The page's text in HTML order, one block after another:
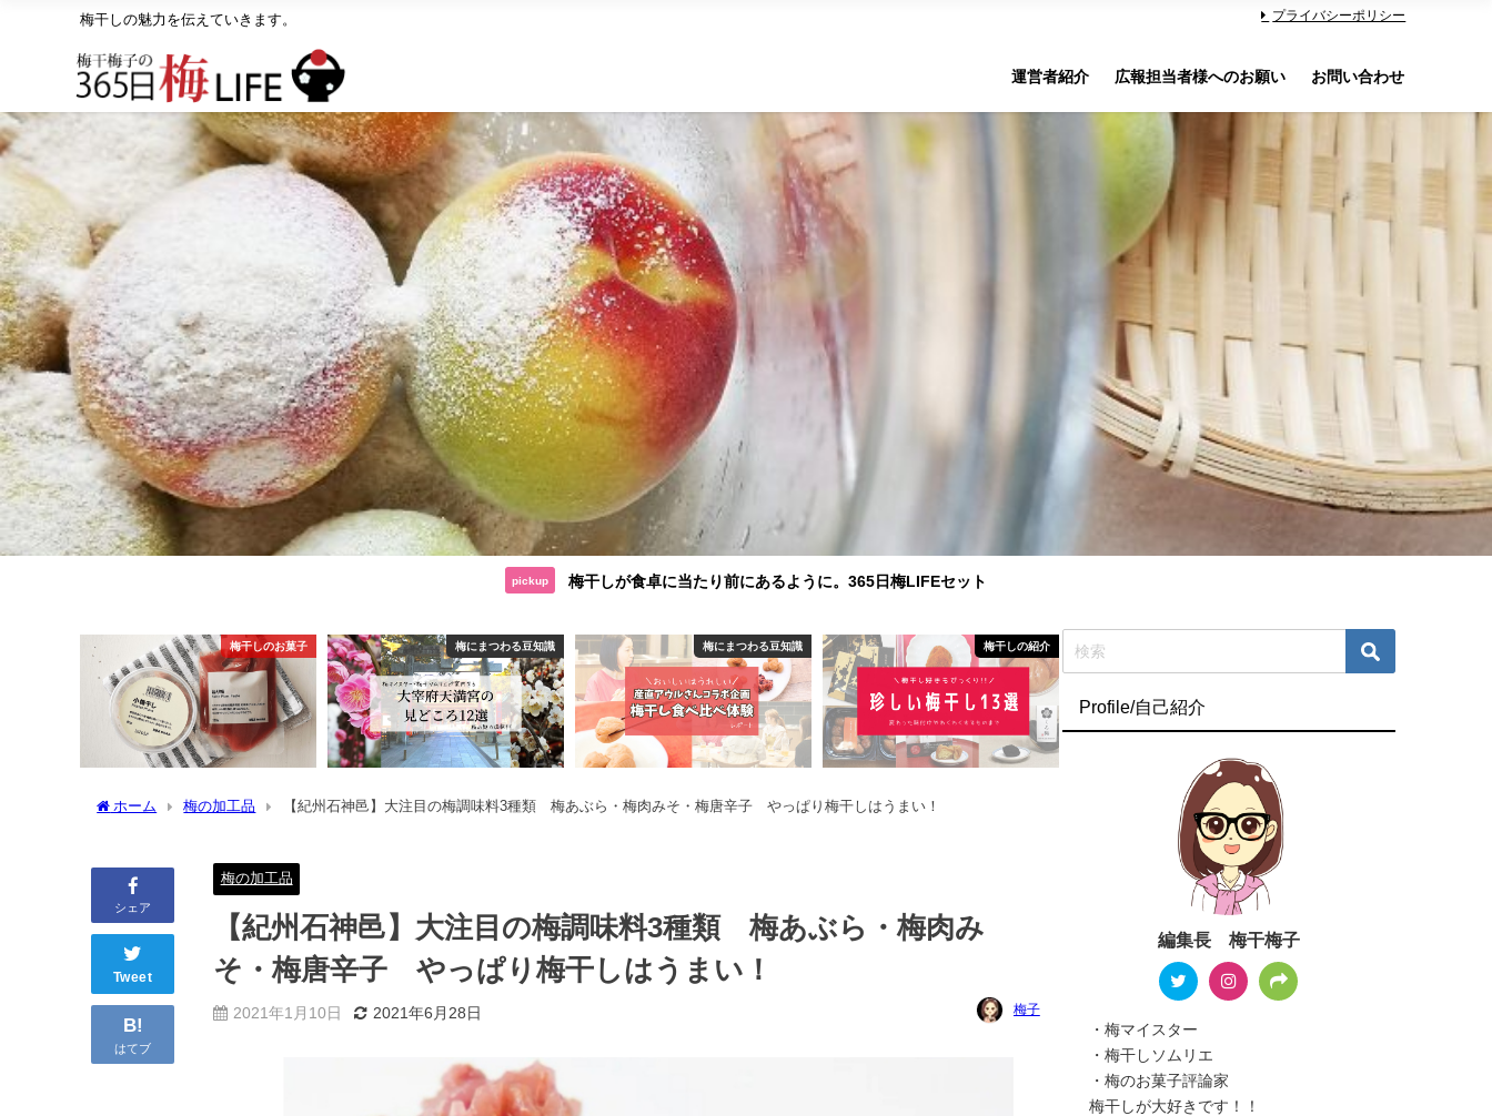
梅干しの魅力を伝えていきます。 プライバシーポリシー
運営者紹介 広報担当者様へのお願い お問い合わせ
pickup 梅干しが食卓に当たり前にあるように。365日梅LIFEセット
梅干しのお菓子 梅にまつわる豆知識 梅にまつわる豆知識 梅干しの紹介
ホーム 梅の加工品 【紀州石神邑】大注目の梅調味料3種類 梅あぶら・梅肉みそ・梅唐辛子 やっぱり梅干しはうまい！
シェア
Tweet
B!
はてブ
梅の加工品
【紀州石神邑】大注目の梅調味料3種類 梅あぶら・梅肉み
そ・梅唐辛子 やっぱり梅干しはうまい！
2021年1月10日 2021年6月28日 梅子
Profile/自己紹介
編集長 梅干梅子
・梅マイスター
・梅干しソムリエ
・梅のお菓子評論家
梅干しが大好きです！！